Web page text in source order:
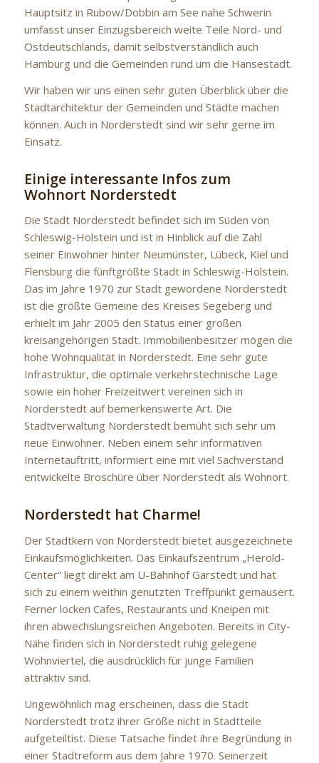
Hauptsitz in Rubow/Dobbin am See nahe Schwerin
umfasst unser Einzugsbereich weite Teile Nord- und
Ostdeutschlands, damit selbstverständlich auch
Hamburg und die Gemeinden rund um die Hansestadt.
Wir haben wir uns einen sehr guten Überblick über die
Stadtarchitektur der Gemeinden und Städte machen
können. Auch in Norderstedt sind wir sehr gerne im
Einsatz.
Einige interessante Infos zum
Wohnort Norderstedt
Die Stadt Norderstedt befindet sich im Süden von
Schleswig-Holstein und ist in Hinblick auf die Zahl
seiner Einwohner hinter Neumünster, Lübeck, Kiel und
Flensburg die fünftgrößte Stadt in Schleswig-Holstein.
Das im Jahre 1970 zur Stadt gewordene Norderstedt
ist die größte Gemeine des Kreises Segeberg und
erhielt im Jahr 2005 den Status einer großen
kreisangehörigen Stadt. Immobilienbesitzer mögen die
hohe Wohnqualität in Norderstedt. Eine sehr gute
Infrastruktur, die optimale verkehrstechnische Lage
sowie ein hoher Freizeitwert vereinen sich in
Norderstedt auf bemerkenswerte Art. Die
Stadtverwaltung Norderstedt bemüht sich sehr um
neue Einwohner. Neben einem sehr informativen
Internetauftritt, informiert eine mit viel Sachverstand
entwickelte Broschüre über Norderstedt als Wohnort.
Norderstedt hat Charme!
Der Stadtkern von Norderstedt bietet ausgezeichnete
Einkaufsmöglichkeiten. Das Einkaufszentrum „Herold-
Center“ liegt direkt am U-Bahnhof Garstedt und hat
sich zu einem weithin genutzten Treffpunkt gemausert.
Ferner locken Cafes, Restaurants und Kneipen mit
ihren abwechslungsreichen Angeboten. Bereits in City-
Nähe finden sich in Norderstedt ruhig gelegene
Wohnviertel, die ausdrücklich für junge Familien
attraktiv sind.
Ungewöhnlich mag erscheinen, dass die Stadt
Norderstedt trotz ihrer Größe nicht in Stadtteile
aufgeteiltist. Diese Tatsache findet ihre Begründung in
einer Stadtreform aus dem Jahre 1970. Seinerzeit